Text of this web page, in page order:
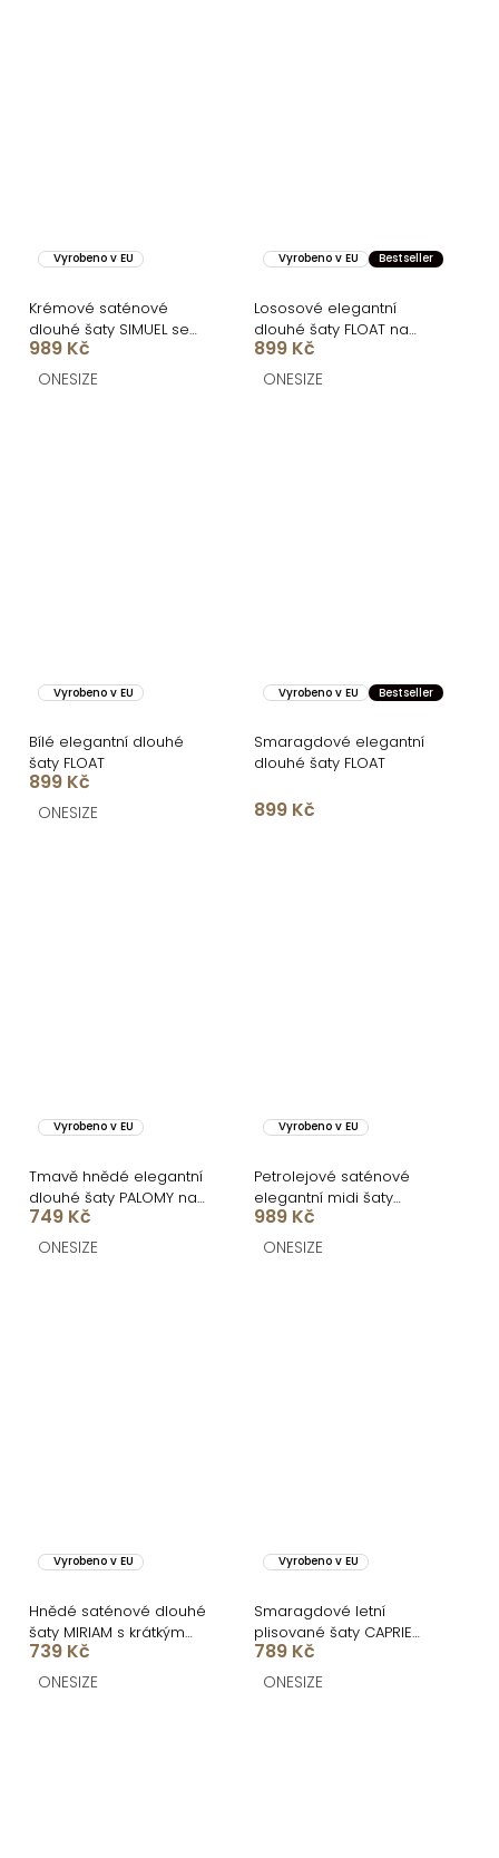
Vyrobeno v EU
Krémové saténové
dlouhé šaty SIMUEL se
šněrováním
989 Kč
ONESIZE
Vyrobeno v EU Bestseller
Lososové elegantní
dlouhé šaty FLOAT na
jedno rameno
899 Kč
ONESIZE
Vyrobeno v EU
Bílé elegantní dlouhé
šaty FLOAT
899 Kč
ONESIZE
Vyrobeno v EU Bestseller
Smaragdové elegantní
dlouhé šaty FLOAT
899 Kč
Vyrobeno v EU
Tmavě hnědé elegantní
dlouhé šaty PALOMY na
ramínkách
749 Kč
ONESIZE
Vyrobeno v EU
Petrolejové saténové
elegantní midi šaty
SIMUEL se šněrováním
989 Kč
ONESIZE
Vyrobeno v EU
Hnědé saténové dlouhé
šaty MIRIAM s krátkým
rukávem
739 Kč
ONESIZE
Vyrobeno v EU
Smaragdové letní
plisované šaty CAPRIE
bez ramínek
789 Kč
ONESIZE